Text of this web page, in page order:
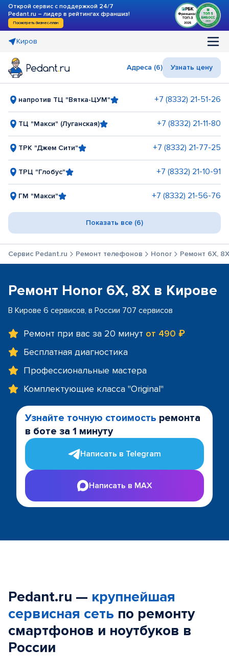
Открой сервис с поддержкой 24/7
Pedant.ru – лидер в рейтингах франшиз!
Посмотреть бизнес-план
Киров
Адреса (6) Узнать цену
напротив ТЦ "Вятка-ЦУМ" +7 (8332) 21-51-26
ТЦ "Макси" (Луганская) +7 (8332) 21-11-80
ТРК "Джем Сити" +7 (8332) 21-77-25
ТРЦ "Глобус" +7 (8332) 21-10-91
ГМ "Макси" +7 (8332) 21-56-76
Показать все (6)
Сервис Pedant.ru Ремонт телефонов Honor Ремонт 6X, 8X
Ремонт Honor 6X, 8X в Кирове
В Кирове 6 сервисов, в России 707 сервисов
Ремонт при вас за 20 минут от 490 ₽
Бесплатная диагностика
Профессиональные мастера
Комплектующие класса "Original"
Узнайте точную стоимость ремонта
в боте за 1 минуту
Написать в Telegram
Написать в MAX
Pedant.ru — крупнейшая
сервисная сеть по ремонту
смартфонов и ноутбуков в
России